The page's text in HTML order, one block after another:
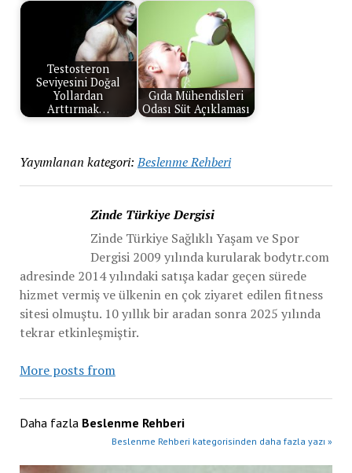
Testosteron
Seviyesini Doğal
Yollardan
Arttırmak…
Gıda Mühendisleri
Odası Süt Açıklaması
Yayımlanan kategori: Beslenme Rehberi
Zinde Türkiye Dergisi
Zinde Türkiye Sağlıklı Yaşam ve Spor
Dergisi 2009 yılında kurularak bodytr.com
adresinde 2014 yılındaki satışa kadar geçen sürede
hizmet vermiş ve ülkenin en çok ziyaret edilen fitness
sitesi olmuştu. 10 yıllık bir aradan sonra 2025 yılında
tekrar etkinleşmiştir.
More posts from
Daha fazla Beslenme Rehberi
Beslenme Rehberi kategorisinden daha fazla yazı »